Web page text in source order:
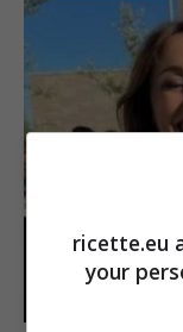
ricette.eu
your